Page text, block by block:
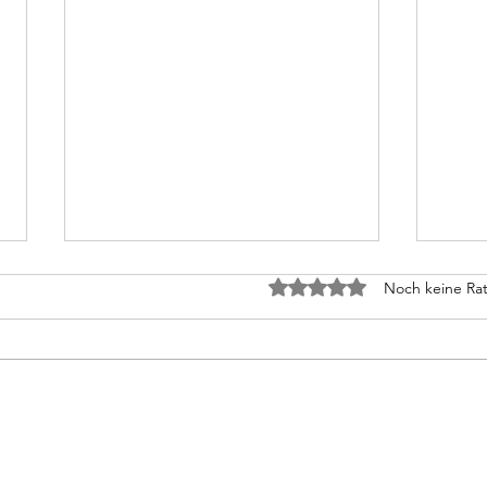
Die Sprachkritik im
Die
Mit 0 von 5 Sternen
Noch keine